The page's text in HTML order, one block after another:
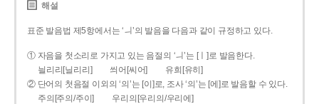
해설
표준 발음법 제5항에서는 ‘ㅢ’의 발음을 다음과 같이 규정하고 있다.
① 자음을 첫소리로 가지고 있는 음절의 ‘ㅢ’는 [ㅣ]로 발음한다.
늴리리[닐리리]
씌어[씨어]
유희[유히]
② 단어의 첫음절 이외의 ‘의’는 [이]로, 조사 ‘의’는 [에]로 발음할 수 있다.
주의[주의/주이]
우리의[우리의/우리에]